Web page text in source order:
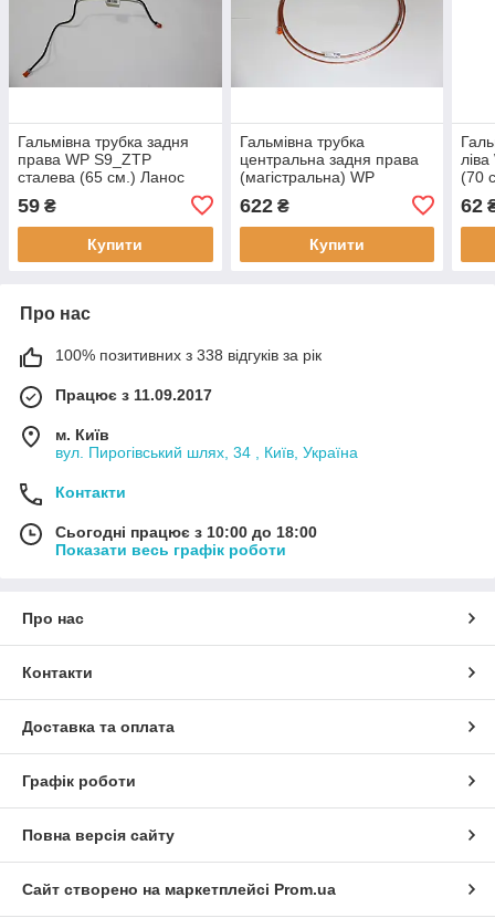
Гальмівна трубка задня
права WP S9_ZTP
сталева (65 см.) Ланос
59 ₴
Купити
Гальмівна трубка
центральна задня права
(магістральна) WP
M6_STP мідна (340 см.)
Ланос Lanos
622₴
Купити
(70
62
Про нас
100% позитивних з 338 відгуків за рік
Працює з 11.09.2017
м. Київ
вул. Пирогівський шлях, 34 , Київ, Україна
Контакти
Сьогодні працює з 10:00 до 18:00
Показати весь графік роботи
Про нас
Контакти
Доставка та оплата
Графік роботи
Повна версія сайту
Сайт створено на маркетплейсі Prom.ua